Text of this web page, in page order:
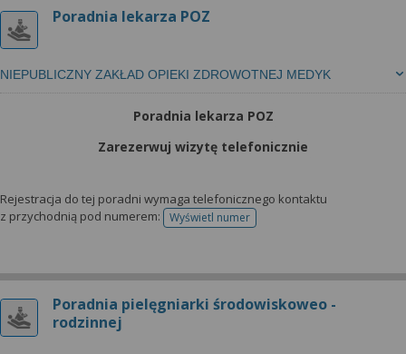
Poradnia lekarza POZ
NIEPUBLICZNY ZAKŁAD OPIEKI ZDROWOTNEJ MEDYK
Poradnia lekarza POZ
Zarezerwuj wizytę telefonicznie
Rejestracja do tej poradni wymaga telefonicznego kontaktu
z przychodnią pod numerem:
Wyświetl numertelefonu do rejestracji
Poradnia pielęgniarki środowiskoweo -
rodzinnej